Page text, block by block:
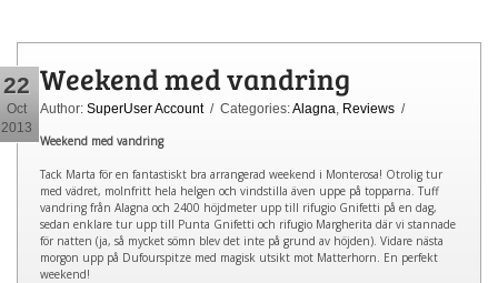
22
Oct
2013
Weekend med vandring
Author: SuperUser Account/ Categories:Alagna Reviews /
Weekend med vandring
Tack Marta för en fantastiskt bra arrangerad weekend i Monterosa! Otrolig tur
med vädret, molnfritt hela helgen och vindstilla även uppe på topparna. Tuff
vandring från Alagna och 2400 höjdmeter upp till rifugio Gnifetti på en dag,
sedan enklare tur upp till Punta Gnifetti och rifugio Margherita där vi stannade
för natten (ja, så mycket sömn blev det inte på grund av höjden). Vidare nästa
morgon upp på Dufourspitze med magisk utsikt mot Matterhorn. En perfekt
weekend!